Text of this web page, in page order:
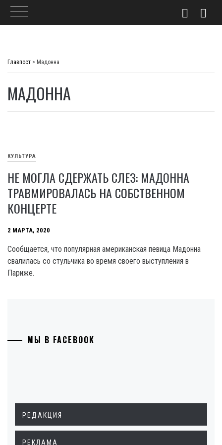
Главпост > Мадонна
МАДОННА
КУЛЬТУРА
НЕ МОГЛА СДЕРЖАТЬ СЛЕЗ: МАДОННА
ТРАВМИРОВАЛАСЬ НА СОБСТВЕННОМ
КОНЦЕРТЕ
2 МАРТА, 2020
Сообщается, что популярная американская певица Мадонна
свалилась со стульчика во время своего выступления в
Париже.
МЫ В FACEBOOK
РЕДАКЦИЯ
РЕКЛАМА